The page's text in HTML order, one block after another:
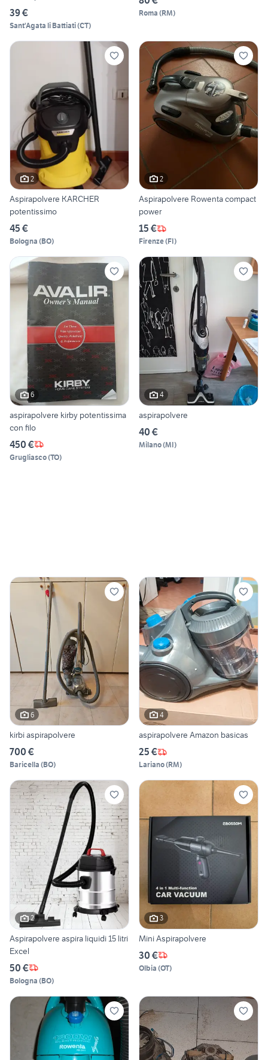
39 €
Sant'Agata li Battiati(CT)
Roma (RM)
2
Aspirapolvere KARCHER
potentissimo
45 €
Bologna (BO)
2
Aspirapolvere Rowenta compact
power
15 €
Firenze(FI)
6
aspirapolvere kirby potentissima
con filo
450 €
Grugliasco(TO)
4
aspirapolvere
40 €
Milano(MI)
6
kirbi aspirapolvere
700 €
Baricella (BO)
4
aspirapolvere Amazon basicas
25 €
Lariano(RM)
2
Aspirapolvere aspira liquidi 15 litri
Excel
50 €
Bologna (BO)
3
Mini Aspirapolvere
30 €
Olbia (OT)